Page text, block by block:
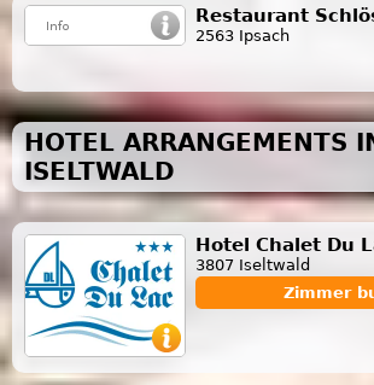
Restaurant
2563 Ipsach
HOTEL ARRANGEMENTS
ISELTWALD
Hotel Chalet Du
3807 Iseltwald
Zimmer